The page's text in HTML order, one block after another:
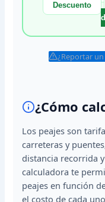
Descuento
¿Reportar
¿Cómo
Los peajes son
carreteras y
distancia recorrida
calculadora te
peajes en función
el costo de cada